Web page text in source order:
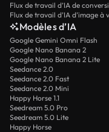
Flux de travail d’IA de
Flux de travail d’IA d’image à
Modèles d’IA
Google Gemini Omni Flash
Google Nano Banana 2
Google Nano Banana 2 Lite
Seedance 2.0
Seedance 2.0 Fast
Seedance 2.0 Mini
Happy Horse 1.1
Seedream 5.0 Pro
Seedream 5.0 Lite
Happy Horse